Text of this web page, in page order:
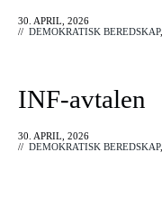
30. APRIL, 2026
// DEMOKRATISK BEREDSKAP,
INF-avtalen
30. APRIL, 2026
// DEMOKRATISK BEREDSKAP,